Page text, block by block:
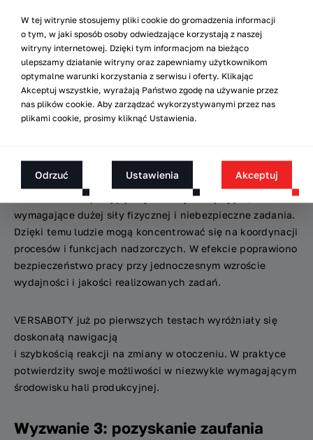
Wyzwanie 2: zapewnienie ciągłości
produkcji
Menedżerowie Faurecia Frames postrzegali robotyzację
podnieść atrakcyjność zatrudnienia
w fabryce oraz wykorzystać synergię pracy ludzi
i robotów. AMR przejęły najbardziej obciążające,
wymagające dużej siły fizycznej i niebezpieczne zadania.
Dzięki temu ludzie mogą koncentrować się na koordynacji
procesów i funkcjach nadzorczych. W efekcie poprawiono
bezpieczeństwo pracy przy jednoczesnym wzroście
wydajności i jakości realizowanych zadań.
VERSABOTY już po pierwszych testach wyróżniały się
doskonałą nawigacją
i szybkością reakcji na zmiany w otoczeniu. W praktyce
potwierdziły swoje możliwości w niezwykle wymagającym
środowisku hali produkcyjnej.
Wyzwanie 3: pozyskanie zaufania
W tej witrynie stosujemy pliki cookie do gromadzenia informacji
o tym, w jaki sposób osoby odwiedzające korzystają z naszej
witryny internetowej. Dzięki tym informacjom na bieżąco
ulepszamy działanie witryny oraz zapewniamy użytkownikom
optymalne warunki korzystania z serwisu i oferty. Klikając
Akceptuj wszystkie, wyrażają Państwo zgodę na używanie przez
nas plików cookie. Aby zarządzać wykorzystywanymi przez nas
plikami cookie, prosimy kliknąć Ustawienia.
Odrzuć Ustawienia Akceptuj